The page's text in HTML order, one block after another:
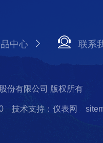
中心 联系
份有限公司 版权所有
技术支持：仪表网